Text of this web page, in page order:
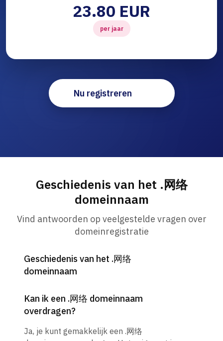
23.80 EUR
per jaar
Nu registreren
Geschiedenis van het .网络
domeinnaam
Vind antwoorden op veelgestelde vragen over
domeinregistratie
Geschiedenis van het .网络
domeinnaam
Kan ik een .网络 domeinnaam
overdragen?
Ja, je kunt gemakkelijk een .网络